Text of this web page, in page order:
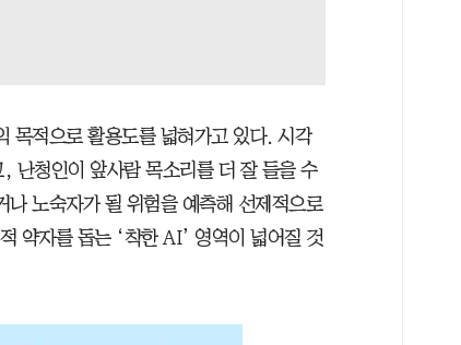
목적으로 활용도를 넓혀가고 있다. 시각
난청인이 앞사람 목소리를 더 잘 들을 수
노숙자가 될 위험을 예측해 선제적으로
약자를 돕는 ‘착한 AI’ 영역이 넓어질 것